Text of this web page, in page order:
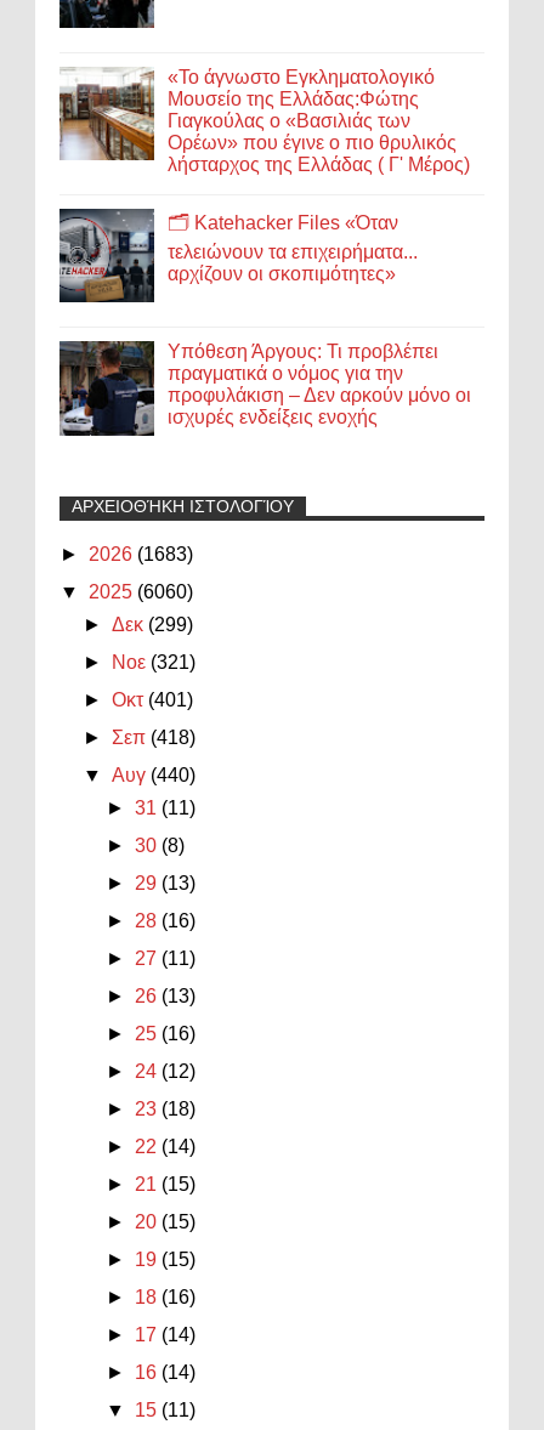
«Το άγνωστο Εγκληματολογικό
Μουσείο της Ελλάδας:Φώτης
Γιαγκούλας ο «Βασιλιάς των
Ορέων» που έγινε ο πιο θρυλικός
λήσταρχος της Ελλάδας ( Γ' Μέρος)
🗂️ Katehacker Files «Όταν
τελειώνουν τα επιχειρήματα...
αρχίζουν οι σκοπιμότητες»
Υπόθεση Άργους: Τι προβλέπει
πραγματικά ο νόμος για την
προφυλάκιση – Δεν αρκούν μόνο οι
ισχυρές ενδείξεις ενοχής
ΑΡΧΕΙΟΘΉΚΗ ΙΣΤΟΛΟΓΊΟΥ
► 2026 (1683)
▼ 2025 (6060)
►Δεκ (299)
►
Νοε (321)
►Οκτ (401)
► Σεπ (418)
▼Αυγ (440)
►31 (11)
►30 (8)
► 29 (13)
► 28 (16)
► 27 (11)
► 26 (13)
► 25 (16)
► 24 (12)
► 23 (18)
► 22 (14)
► 21 (15)
► 20 (15)
► 19 (15)
► 18 (16)
► 17 (14)
► 16 (14)
▼ 15 (11)